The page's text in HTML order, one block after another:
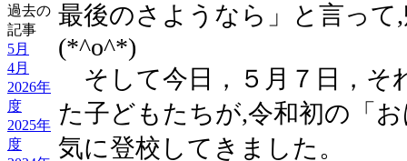
過去の
記事
5月
4月
2026年
度
2025年
度
最後のさようなら」と言っ
(*^o^*)
そして今日，５月７日，そ
た子どもたちが,令和初の「
気に登校してきました。